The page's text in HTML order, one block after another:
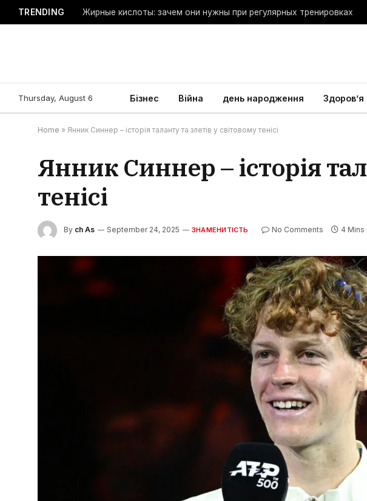
TRENDING Жирные кислоты: зачем они нужны при регулярных тренировках
Thursday, August 6 Бізнес Війна день народження Здоров’я
Home » Янник Синнер – історія таланту та злетів у світовому тенісі
Янник Синнер – історія
тенісі
By ch As September 24, 2025 ЗНАМЕНИТІСТЬ No Comments 4 Mins